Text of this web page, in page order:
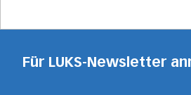
Für LUKS-Newsletter